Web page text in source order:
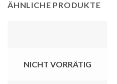
ÄHNLICHE PRODUKTE
NICHT VORRÄTIG